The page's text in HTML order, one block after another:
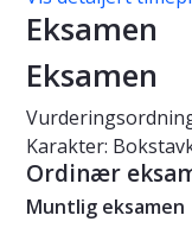
Eksamen
Eksamen
Karakter:
Ordinær
Muntlig eksamen